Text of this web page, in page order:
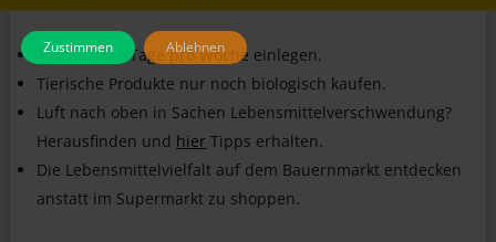
Drei vegane Tage pro Woche einlegen.
Tierische Produkte nur noch biologisch kaufen.
Luft nach oben in Sachen Lebensmittelverschwendung?
Herausfinden und hierTipps erhalten.
Die Lebensmittelvielfalt auf dem Bauernmarkt entdecken
anstatt im Supermarkt zu shoppen.
Zustimmen Ablehnen